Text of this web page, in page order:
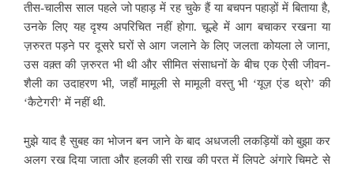
तीस-चालीस साल पहले जो पहाड़ में रह चुके हैं या बचपन पहाड़ों में बिताया है,
उनके लिए यह दृश्य अपरिचित नहीं होगा. चूल्हे में आग बचाकर रखना या
ज़रुरत पड़ने पर दूसरे घरों से आग जलाने के लिए जलता कोयला ले जाना,
उस वक़्त की ज़रुरत भी थी और सीमित संसाधनों के बीच एक ऐसी जीवन-
शैली का उदाहरण भी, जहाँ मामूली से मामूली वस्तु भी ‘यूज़ एंड थ्रो’ की
‘कैटेगरी’ में नहीं थी.
मुझे याद है सुबह का भोजन बन जाने के बाद अधजली लकड़ियों को बुझा कर
अलग रख दिया जाता और हलकी सी राख की परत में लिपटे अंगारे चिमटे से